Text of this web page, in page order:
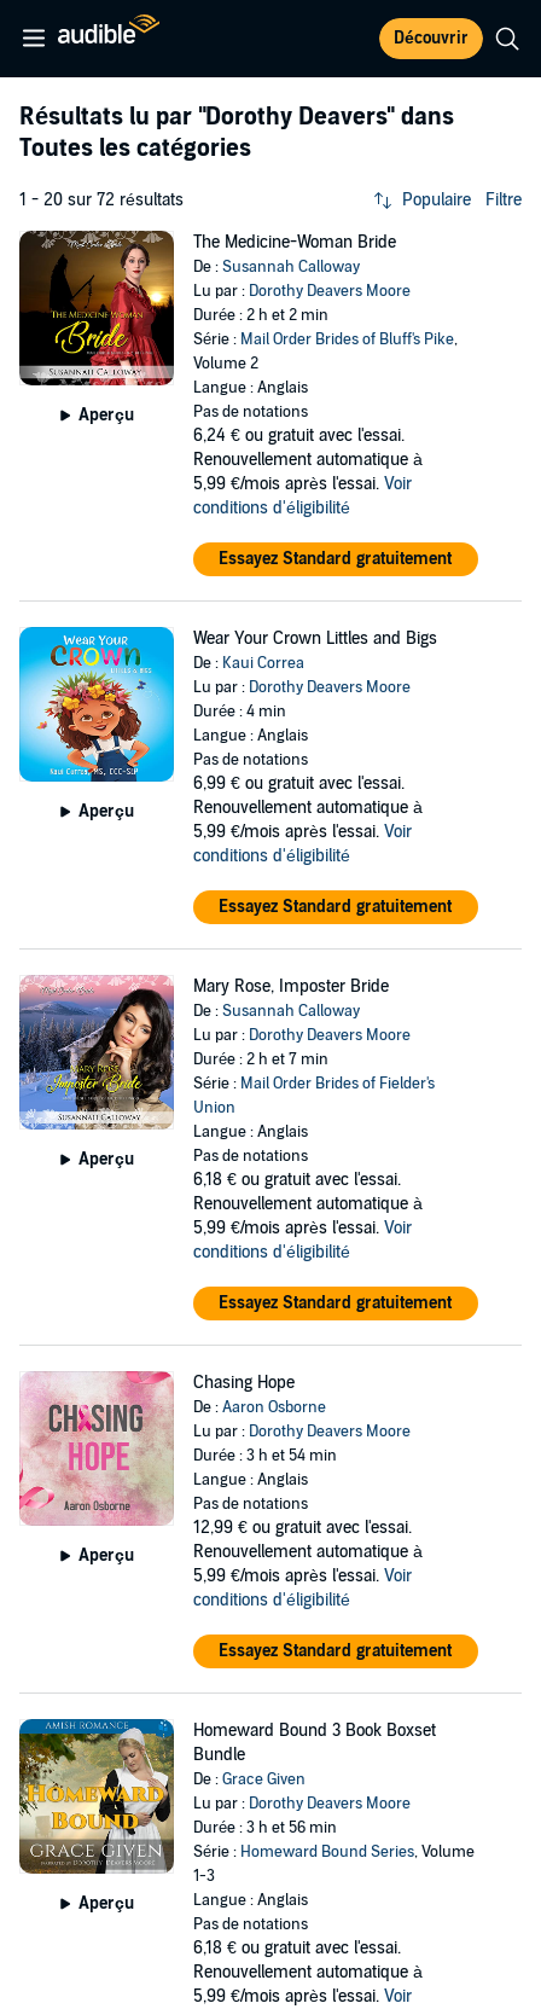
Découvrir
Résultats lu par "Dorothy Deavers" dans
Toutes les catégories
1 - 20 sur 72 résultats Populaire Filtre
Aperçu
The Medicine-Woman Bride
De :Susannah Calloway
Lu par : Dorothy Deavers Moore
Durée : 2 h et 2 min
Série : Mail Order Brides of Bluff's Pike,
Volume 2
Langue : Anglais
Pas de notations
6,24 € ou gratuit avec l'essai.
Renouvellement automatique à
5,99 €/mois après l'essai. Voir
conditions d'éligibilité
Essayez Standard gratuitement
Aperçu
Wear Your Crown Littles and Bigs
De : Kaui Correa
Lu par : Dorothy Deavers Moore
Durée : 4 min
Langue : Anglais
Pas de notations
6,99 € ou gratuit avec l'essai.
Renouvellement automatique à
5,99 €/mois après l'essai. Voir
conditions d'éligibilité
Essayez Standard gratuitement
Aperçu
Mary Rose, Imposter Bride
De :Susannah Calloway
Lu par : Dorothy Deavers Moore
Durée : 2 h et 7 min
Série : Mail Order Brides of Fielder's
Union
Langue : Anglais
Pas de notations
6,18 € ou gratuit avec l'essai.
Renouvellement automatique à
5,99 €/mois après l'essai. Voir
conditions d'éligibilité
Essayez Standard gratuitement
Aperçu
Chasing Hope
De :Aaron Osborne
Lu par : Dorothy Deavers Moore
Durée : 3 h et 54 min
Langue : Anglais
Pas de notations
12,99 € ou gratuit avec l'essai.
Renouvellement automatique à
5,99 €/mois après l'essai. Voir
conditions d'éligibilité
Essayez Standard gratuitement
Aperçu
Homeward Bound 3 Book Boxset
Bundle
De :Grace Given
Lu par : Dorothy Deavers Moore
Durée : 3 h et 56 min
Série : Homeward Bound Series, Volume
1-3
Langue : Anglais
Pas de notations
6,18 € ou gratuit avec l'essai.
Renouvellement automatique à
5,99 €/mois après l'essai. Voir